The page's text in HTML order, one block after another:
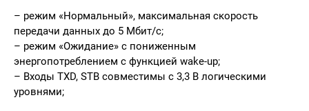
– режим «Нормальный», максимальная скорость
передачи данных до 5 Мбит/с;
– режим «Ожидание» с пониженным
энергопотреблением с функцией wake-up;
– Входы TXD, STB совместимы с 3,3 В логическими
уровнями;